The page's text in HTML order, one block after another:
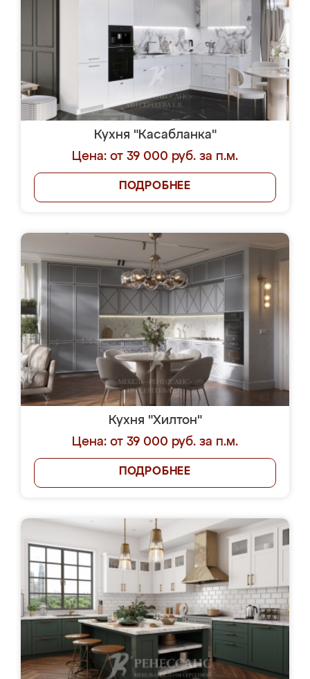
Кухня "Касабланка"
Цена: от 39 000 руб. за п.м.
ПОДРОБНЕЕ
Кухня "Хилтон"
Цена: от 39 000 руб. за п.м.
ПОДРОБНЕЕ